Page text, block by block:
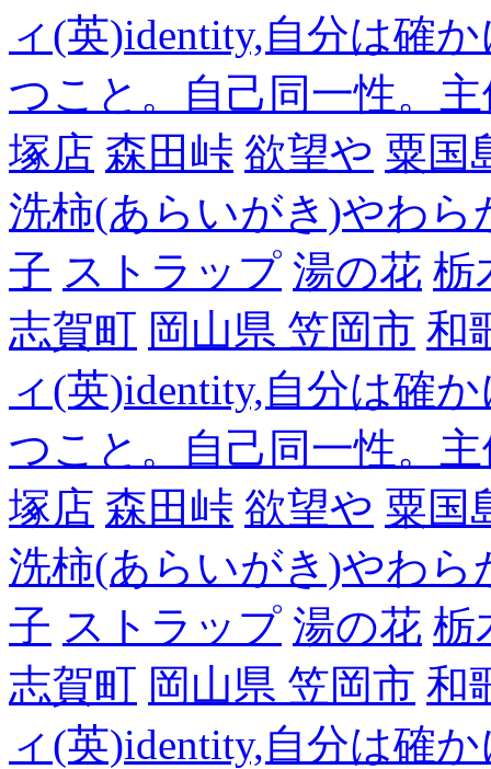
ィ(英)identity,自分は確
つこと。自己同一性。
塚店 森田峠 欲望や 粟国
洗柿(あらいがき)やわ
子 ストラップ 湯の花 栃
志賀町 岡山県 笠岡市 和
ィ(英)identity,自分は確
つこと。自己同一性。
塚店 森田峠 欲望や 粟国
洗柿(あらいがき)やわ
子 ストラップ 湯の花 栃
志賀町 岡山県 笠岡市 和
ィ(英)identity,自分は確